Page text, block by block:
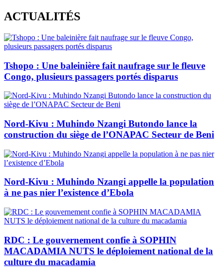
Skip
to
content
ACTUALITÉS
Tshopo : Une baleinière fait naufrage sur le fleuve
Congo, plusieurs passagers portés disparus
Nord-Kivu : Muhindo Nzangi Butondo lance la
construction du siège de l’ONAPAC Secteur de Beni
Nord-Kivu : Muhindo Nzangi appelle la population
à ne pas nier l’existence d’Ebola
RDC : Le gouvernement confie à SOPHIN
MACADAMIA NUTS le déploiement national de la
culture du macadamia